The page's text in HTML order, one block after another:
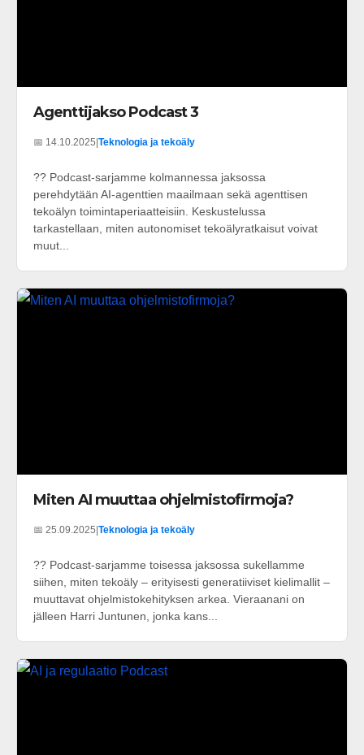
Agenttijakso Podcast 3
📅 14.10.2025 Teknologia ja tekoäly
?? Podcast-sarjamme kolmannessa jaksossa
perehdytään AI-agenttien maailmaan sekä agenttisen
tekoälyn toimintaperiaatteisiin. Keskustelussa
tarkastellaan, miten autonomiset tekoälyratkaisut voivat
muut...
Miten AI muuttaa ohjelmistofirmoja?
📅 25.09.2025|Teknologia ja tekoäly
?? Podcast-sarjamme toisessa jaksossa sukellamme
siihen, miten tekoäly – erityisesti generatiiviset kielimallit –
muuttavat ohjelmistokehityksen arkea. Vieraanani on
jälleen Harri Juntunen, jonka kans...